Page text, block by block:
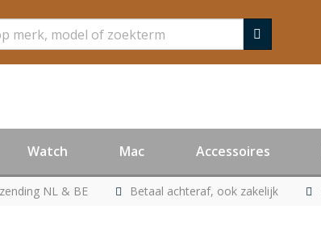
Watch Mac Accessoires
NL & BE Betaal achteraf, ook zakelijk